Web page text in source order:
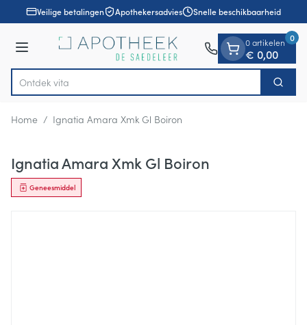
Ga naar de inhoud
1 van 1Veilige betalingen Apothekersadvies Snelle beschikbaarheid
Menu
Product, merk, categorie...
Ontde Zoek
0 artikelen
€ 0,00
0
Home / Ignatia Amara Xmk Gl Boiron
Ignatia Amara Xmk Gl Boiron
Geneesmiddel